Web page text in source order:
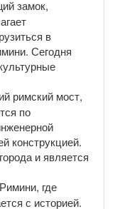
замок,
в
Сегодня
римский мост,
по
конструкцией.
и является
где
с историей.